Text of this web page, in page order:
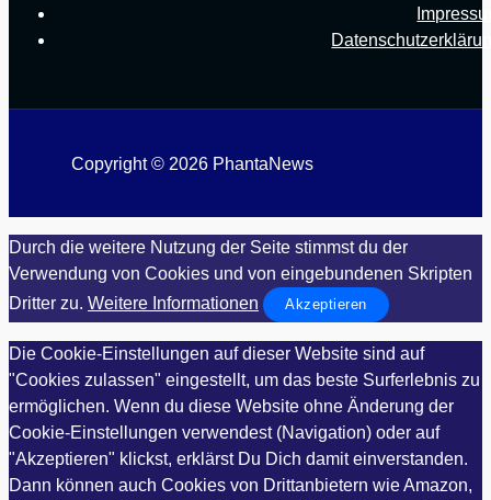
Copyright © 2026 PhantaNews
Durch die weitere Nutzung der Seite stimmst du der
Verwendung von Cookies und von eingebundenen Skripten
Dritter zu. Weitere Informationen Akzeptieren
Die Cookie-Einstellungen auf dieser Website sind auf
"Cookies zulassen" eingestellt, um das beste Surferlebnis zu
ermöglichen. Wenn du diese Website ohne Änderung der
Cookie-Einstellungen verwendest (Navigation) oder auf
"Akzeptieren" klickst, erklärst Du Dich damit einverstanden.
Dann können auch Cookies von Drittanbietern wie Amazon,